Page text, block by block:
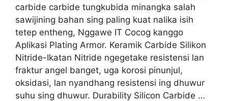
carbide carbide tungkubida minangka salah
sawijining bahan sing paling kuat nalika isih
tetep entheng, Nggawe IT Cocog kanggo
Aplikasi Plating Armor. Keramik Carbide Silikon
Nitride-Ikatan Nitride ngegetake resistensi lan
fraktur angel banget, uga korosi pinunjul,
oksidasi, lan nyandhang resistensi ing dhuwur
suhu sing dhuwur. Durability Silicon Carbide …